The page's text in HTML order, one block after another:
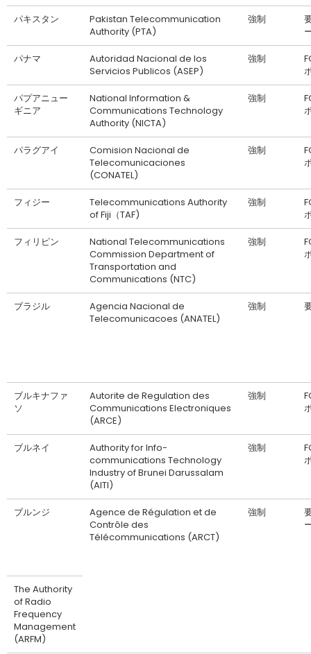
パキスタン
Pakistan Telecommunication
Authority (PTA)
強制
パナマ
Autoridad Nacional de los
Servicios Publicos (ASEP)
強制
パプアニュー
ギニア
National Information &
Communications Technology
Authority (NICTA)
強制
パラグアイ
Comision Nacional de
Telecomunicaciones
(CONATEL)
強制
フィジー
Telecommunications Authority
of Fiji（TAF)
強制
フィリピン
National Telecommunications
Commission Department of
Transportation and
Communications (NTC)
強制
ブラジル
Agencia Nacional de
Telecomunicacoes (ANATEL)
強制
ブルキナファ
ソ
Autorite de Regulation des
Communications Electroniques
(ARCE)
強制
ブルネイ
Authority for Info-
communications Technology
Industry of Brunei Darussalam
(AITI)
強制
ブルンジ
Agence de Régulation et de
Contrôle des
Télécommunications (ARCT)
強制
The Authority
of Radio
Frequency
Management
(ARFM)